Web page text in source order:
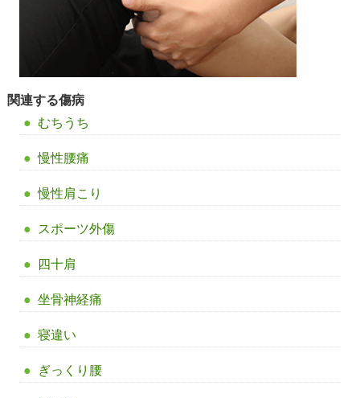
関連する傷病
むちうち
慢性腰痛
慢性肩こり
スポーツ外傷
四十肩
坐骨神経痛
寝違い
ぎっくり腰